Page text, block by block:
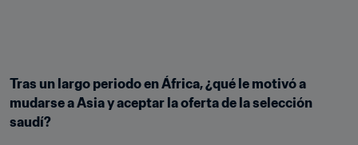
Tras un largo periodo en África, ¿qué le motivó a
mudarse a Asia y aceptar la oferta de la selección
saudí?